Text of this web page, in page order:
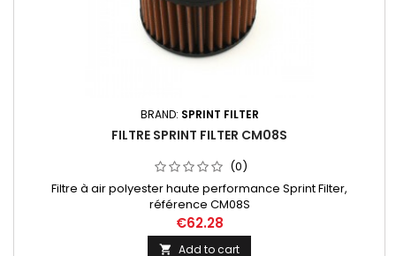
BRAND: SPRINT FILTER
FILTRE SPRINT FILTER CM08S
(0)
Filtre à air polyester haute performance Sprint Filter,
référence CM08S
€62.28
 Add to cart